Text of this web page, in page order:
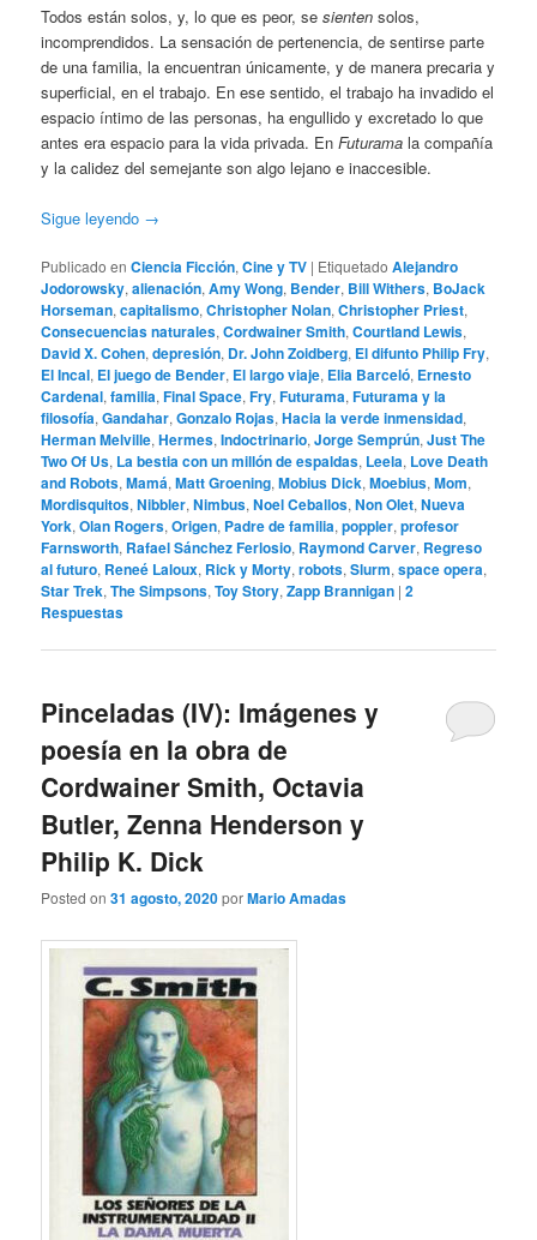
Todos están solos, y, lo que es peor, sesienten solos,
incomprendidos. La sensación de pertenencia, de sentirse parte
de una familia, la encuentran únicamente, y de manera precaria y
superficial, en el trabajo. En ese sentido, el trabajo ha invadido el
espacio íntimo de las personas, ha engullido y excretado lo que
antes era espacio para la vida privada. EnFuturama la compañía
y la calidez del semejante son algo lejano e inaccesible.
Sigue leyendo →
Publicado en Ciencia Ficción,Cine y TV | Etiquetado Alejandro
Jodorowsky,alienación,Amy Wong, Bender, Bill Withers, BoJack
Horseman,capitalismo,Christopher Nolan,Christopher Priest,
Consecuencias naturales,Cordwainer Smith,Courtland Lewis,
David X. Cohen,depresión, Dr. John Zoidberg, El difunto Philip Fry,
El Incal, El juego de Bender, El largo viaje, Elia Barceló, Ernesto
Cardenal,familia,Final Space,Fry,Futurama,Futurama y la
filosofía,Gandahar,Gonzalo Rojas,Hacia la verde inmensidad,
Herman Melville,Hermes,Indoctrinario,Jorge Semprún,Just The
Two Of Us, La bestia con un millón de espaldas, Leela, Love Death
and Robots,Mamá,Matt Groening,Mobius Dick,Moebius,Mom,
Mordisquitos,Nibbler,Nimbus,Noel Ceballos,Non Olet,Nueva
York,Olan Rogers,Origen, Padre de familia,poppler,profesor
Farnsworth, Rafael Sánchez Ferlosio, Raymond Carver, Regreso
al futuro, Reneé Laloux, Rick y Morty,robots,Slurm,space opera,
Star Trek,The Simpsons,Toy Story,Zapp Brannigan |2
Respuestas
Pinceladas (IV): Imágenes y
poesía en la obra de
Cordwainer Smith, Octavia
Butler, Zenna Henderson y
Philip K. Dick
Posted on31 agosto, 2020porMario Amadas